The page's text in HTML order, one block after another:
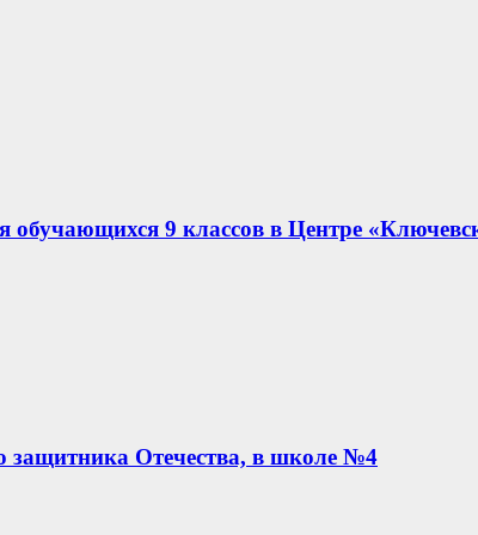
обучающихся 9 классов в Центре
Отечества, в школе №4